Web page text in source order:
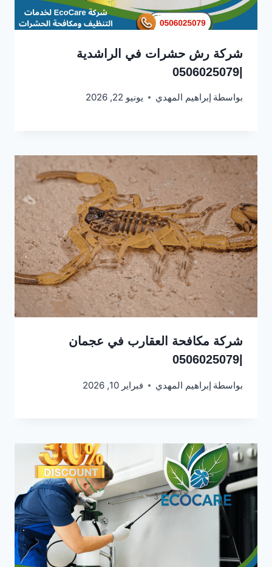
شركة رش حشرات في الراشدية
|0506025079
بواسطة إبراهيم المهدي يونيو 22, 2026
شركة مكافحة العقارب في عجمان
بواسطة إبراهيم المهدي فبراير 10, 2026